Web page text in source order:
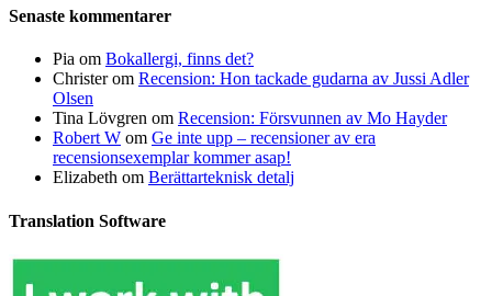
Senaste kommentarer
Pia om Bokallergi, finns det?
Christerom Recension: Hon tackade gudarna av Jussi Adler
Olsen
Tina Lövgren om Recension: Försvunnen av Mo Hayder
Robert W om Ge inte upp – recensioner av era
recensionsexemplar kommer asap!
Elizabeth om Berättarteknisk detalj
Translation Software